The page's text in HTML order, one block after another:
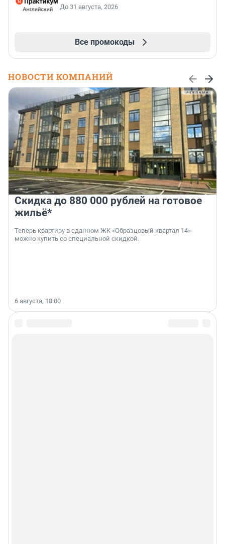
До 31 августа, 2026
Все промокоды
НОВОСТИ КОМПАНИЙ
Скидка до 880 000 рублей на готовое
жильё*
Теперь квартиру в сданном ЖК «Образцовый квартал 14»
можно купить со специальной скидкой.
6 августа, 18:00